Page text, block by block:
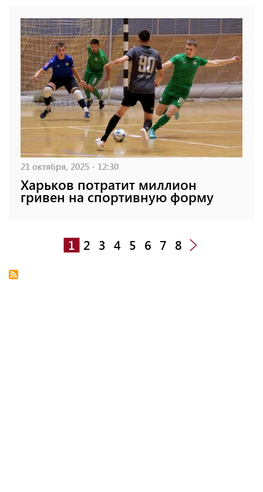
21 октября, 2025 - 12:30
Харьков потратит миллион
гривен на спортивную форму
1 2 3 4 5 6 7 8